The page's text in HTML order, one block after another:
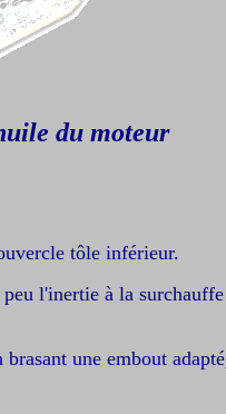
du moteur
tôle inférieur.
l'inertie à la
une embout